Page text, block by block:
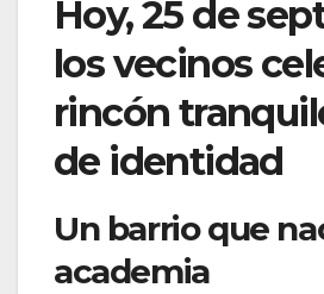
Hoy, 25 de
los vecinos
rincón
de identidad
Un barrio que
academia